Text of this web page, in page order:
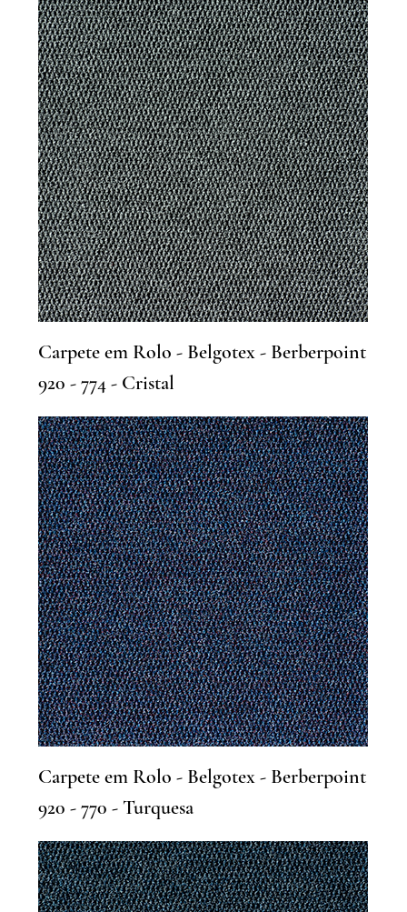
Carpete em Rolo - Belgotex - Berberpoint
920 - 774 - Cristal
Carpete em Rolo - Belgotex - Berberpoint
920 - 770 - Turquesa